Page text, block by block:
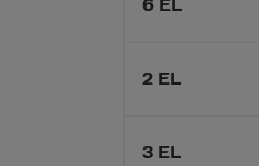
6 EL
2 EL
3 EL